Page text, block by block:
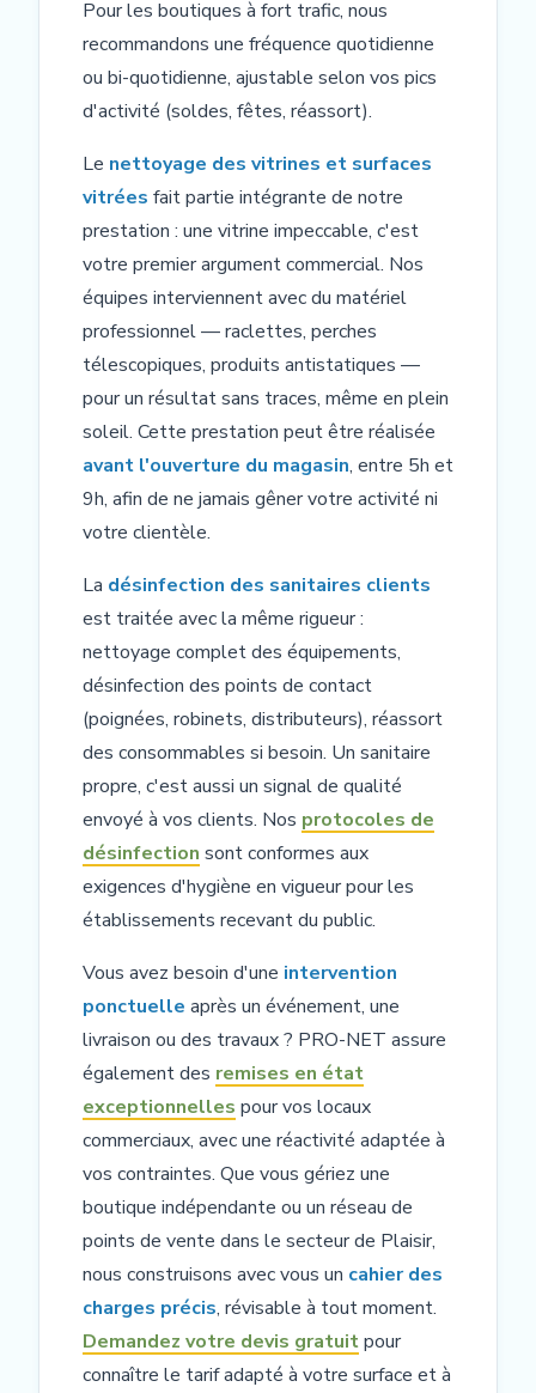
Pour les boutiques à fort trafic, nous
recommandons une fréquence quotidienne
ou bi-quotidienne, ajustable selon vos pics
d'activité (soldes, fêtes, réassort).
Le nettoyage des vitrines et surfaces
vitrées fait partie intégrante de notre
prestation : une vitrine impeccable, c'est
votre premier argument commercial. Nos
équipes interviennent avec du matériel
professionnel — raclettes, perches
télescopiques, produits antistatiques —
pour un résultat sans traces, même en plein
soleil. Cette prestation peut être réalisée
avant l'ouverture du magasin, entre 5h et
9h, afin de ne jamais gêner votre activité ni
votre clientèle.
La désinfection des sanitaires clients
est traitée avec la même rigueur :
nettoyage complet des équipements,
désinfection des points de contact
(poignées, robinets, distributeurs), réassort
des consommables si besoin. Un sanitaire
propre, c'est aussi un signal de qualité
envoyé à vos clients. Nos protocoles de
désinfection sont conformes aux
exigences d'hygiène en vigueur pour les
établissements recevant du public.
Vous avez besoin d'une intervention
ponctuelle après un événement, une
livraison ou des travaux ? PRO-NET assure
également des remises en état
exceptionnelles pour vos locaux
commerciaux, avec une réactivité adaptée à
vos contraintes. Que vous gériez une
boutique indépendante ou un réseau de
points de vente dans le secteur de Plaisir,
nous construisons avec vous un cahier des
charges précis, révisable à tout moment.
Demandez votre devis gratuitpour
connaître le tarif adapté à votre surface et à